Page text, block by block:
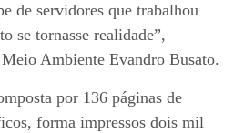
de servidores que trabalhou
se tornasse realidade”,
Ambiente Evandro Busato.
por 136 páginas de
forma impressos dois mil